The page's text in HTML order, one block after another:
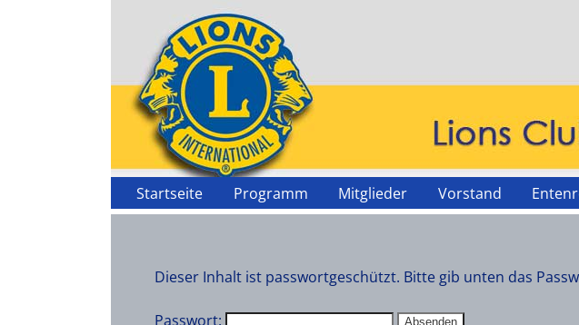
Startseite Programm Mitglieder Vorstand
Dieser Inhalt ist passwortgeschützt. Bitte gib unten das
Passwort: